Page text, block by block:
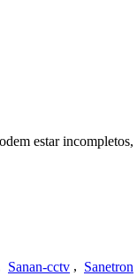
estar
Sanan-cctv , Sanetron